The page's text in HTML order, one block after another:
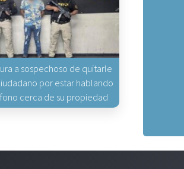
a sospechoso de quitarle
por estar hablando
cerca de su propiedad